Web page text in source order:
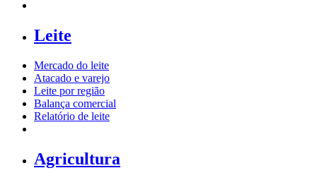
Leite
Mercado do leite
Atacado e varejo
Leite por região
Balança comercial
Relatório de leite
Agricultura